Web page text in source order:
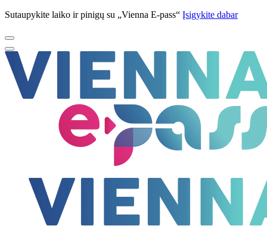
Sutaupykite laiko ir pinigų su „Vienna E-pass“ Įsigykite dabar